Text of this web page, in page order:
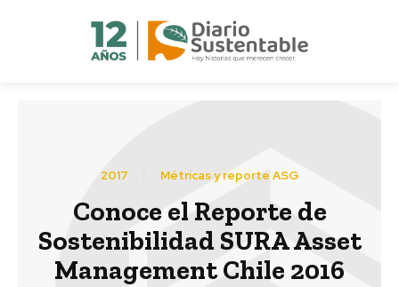
2017 Métricas y reporte ASG
Conoce el Reporte de
Sostenibilidad SURA Asset
Management Chile 2016